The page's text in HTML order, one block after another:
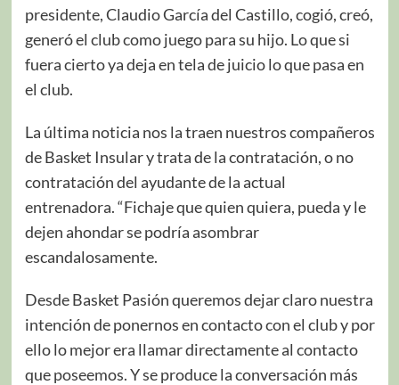
presidente, Claudio García del Castillo, cogió, creó,
generó el club como juego para su hijo. Lo que si
fuera cierto ya deja en tela de juicio lo que pasa en
el club.
La última noticia nos la traen nuestros compañeros
de Basket Insular y trata de la contratación, o no
contratación del ayudante de la actual
entrenadora. “Fichaje que quien quiera, pueda y le
dejen ahondar se podría asombrar
escandalosamente.
Desde Basket Pasión queremos dejar claro nuestra
intención de ponernos en contacto con el club y por
ello lo mejor era llamar directamente al contacto
que poseemos. Y se produce la conversación más